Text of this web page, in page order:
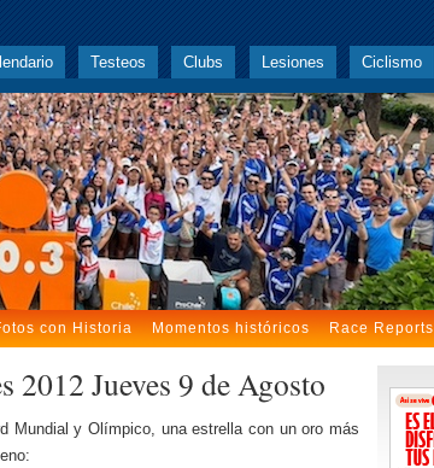
Testeos Clubs Lesiones Ciclismo
con Historia Momentos históricos Race Reports
2012 Jueves 9 de Agosto
Mundial y Olímpico, una estrella con un oro más